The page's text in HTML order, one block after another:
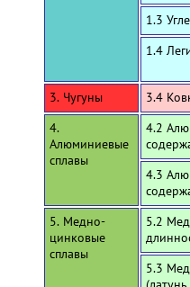
1.3
1.4
3. Чугуны
3.4
4.
Алюминиевые
сплавы
4.2
4.3
5. Медно-
цинковые
сплавы
5.2
5.3